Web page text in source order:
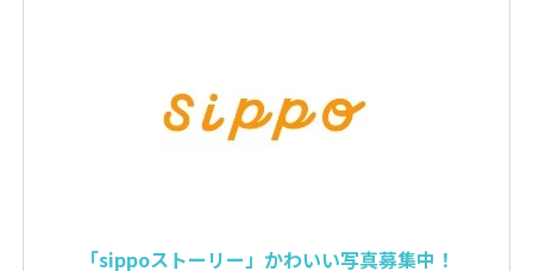
「sippoストーリー」かわいい写真募集中！